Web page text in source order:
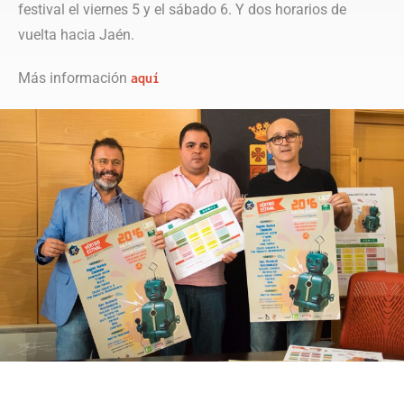
festival el viernes 5 y el sábado 6. Y dos horarios de
vuelta hacia Jaén.
Más información aquí